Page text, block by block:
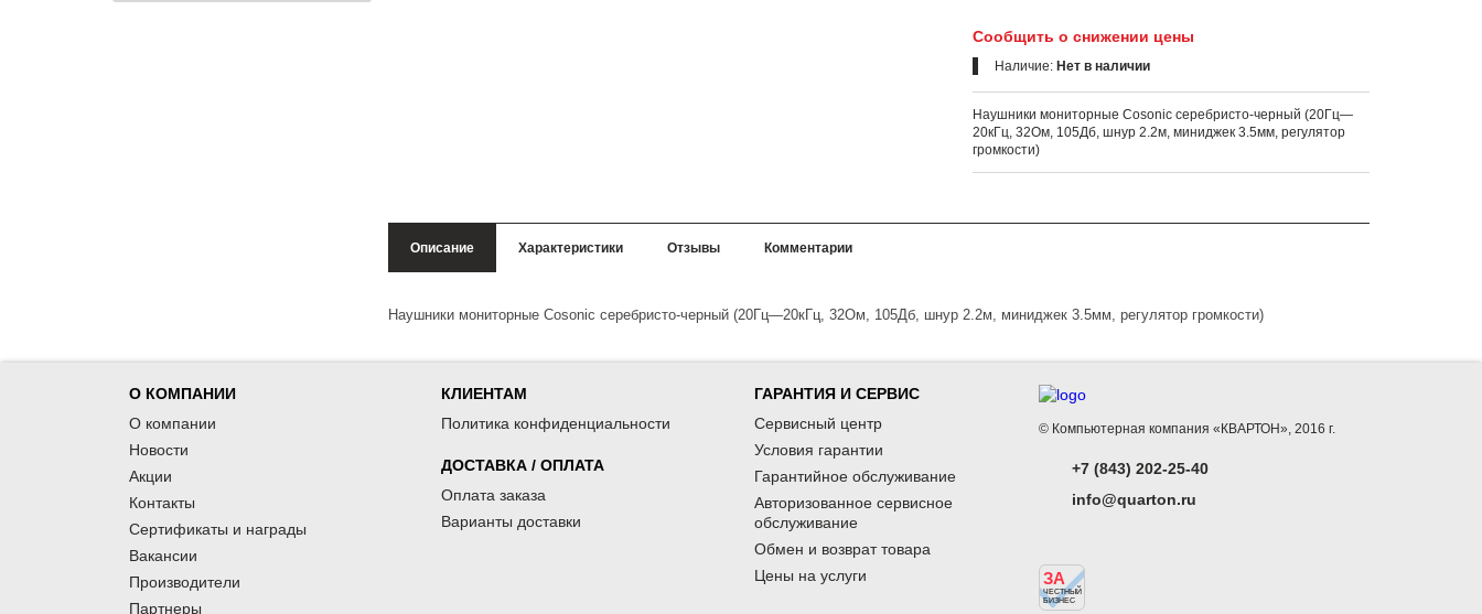
Сообщить о снижении цены
Наличие: Нет в наличии
Наушники мониторные Cosonic серебристо-черный (20Гц—
20кГц, 32Ом, 105Дб, шнур 2.2м, миниджек 3.5мм, регулятор
громкости)
Описание Характеристики Отзывы Комментарии
Наушники мониторные Cosonic серебристо-черный (20Гц—20кГц, 32Ом, 105Дб, шнур 2.2м, миниджек 3.5мм, регулятор громкости)
О КОМПАНИИ
О компании
Новости
Акции
Контакты
Сертификаты и награды
Вакансии
Производители
Партнеры
КЛИЕНТАМ
Политика конфиденциальности
ДОСТАВКА / ОПЛАТА
Оплата заказа
Варианты доставки
ГАРАНТИЯ И СЕРВИС
Сервисный центр
Условия гарантии
Гарантийное обслуживание
Авторизованное сервисное
обслуживание
Обмен и возврат товара
Цены на услуги
© Компьютерная компания «КВАРТОН», 2016 г.
+7 (843) 202-25-40
info@quarton.ru
ЗА
ЧЕСТНЫЙ
БИЗНЕС